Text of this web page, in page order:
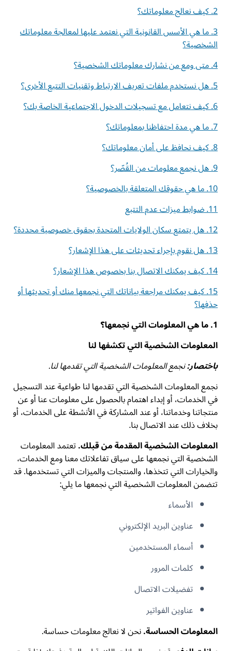
2. كيف نعالج معلوماتك؟
3. ما هي الأسس القانونية التي نعتمد عليها لمعالجة معلوماتك
الشخصية؟
4. متى ومع من نشارك معلوماتك الشخصية؟
5. هل نستخدم ملفات تعريف الارتباط وتقنيات التتبع الأخرى؟
6. كيف نتعامل مع تسجيلات الدخول الاجتماعية الخاصة بك؟
7. ما هي مدة احتفاظنا بمعلوماتك؟
8. كيف نحافظ على أمان معلوماتك؟
9. هل نجمع معلومات من القُصّر؟
10. ما هي حقوقك المتعلقة بالخصوصية؟
11. ضوابط ميزات عدم التتبع
12. هل يتمتع سكان الولايات المتحدة بحقوق خصوصية محددة؟
13. هل نقوم بإجراء تحديثات على هذا الإشعار؟
14. كيف يمكنك الاتصال بنا بخصوص هذا الإشعار؟
15. كيف يمكنك مراجعة بياناتك التي نجمعها منك أو تحديثها أو
حذفها؟
1. ما هي المعلومات التي نجمعها؟
المعلومات الشخصية التي تكشفها لنا
باختصار:نجمع المعلومات الشخصية التي تقدمها لنا.
نجمع المعلومات الشخصية التي تقدمها لنا طواعية عند التسجيل
في الخدمات، أو إبداء اهتمام بالحصول على معلومات عنا أو عن
منتجاتنا وخدماتنا، أو عند المشاركة في الأنشطة على الخدمات، أو
بخلاف ذلك عند الاتصال بنا.
المعلومات الشخصية المقدمة من قبلك.تعتمد المعلومات
الشخصية التي نجمعها على سياق تفاعلاتك معنا ومع الخدمات،
والخيارات التي تتخذها، والمنتجات والميزات التي تستخدمها. قد
تتضمن المعلومات الشخصية التي نجمعها ما يلي:
الأسماء
عناوين البريد الإلكتروني
أسماء المستخدمين
كلمات المرور
تفضيلات الاتصال
عناوين الفواتير
المعلومات الحساسة.نحن لا نعالج معلومات حساسة.